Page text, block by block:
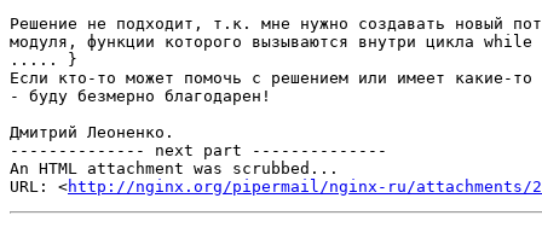
Решение не подходит, т.к. мне нужно создавать новый
модуля, функции которого вызываются внутри цикла
..... }
Если кто-то может помочь с решением или имеет какие-то
- буду безмерно благодарен!
Дмитрий Леоненко.
-------------- next part --------------
An HTML attachment was scrubbed...
URL: <http://nginx.org/pipermail/nginx-ru/attachments/